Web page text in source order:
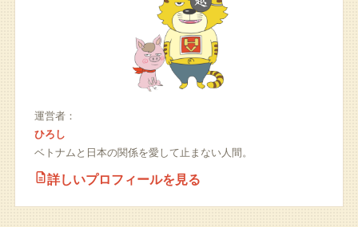
運営者：
ひろし
ベトナムと日本の関係を愛して止まない人間。
詳しいプロフィールを見る